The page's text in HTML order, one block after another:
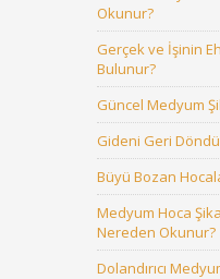
Okunur?
Gerçek ve İşinin
Bulunur?
Güncel Medyum
Gideni Geri
Büyü Bozan
Medyum Hoca
Nereden Okunur?
Dolandırıcı